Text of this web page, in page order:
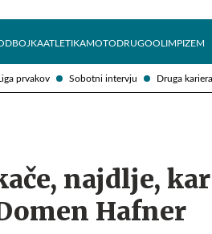
prvakov Sobotni intervju Druga kariera
ATLETIKAMOTODRUGOOLIMPIZEM
najdlje, kar
Hafner